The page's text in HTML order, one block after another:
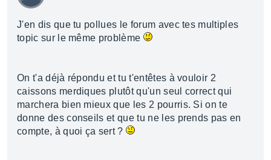
J'en dis que tu pollues le forum avec tes multiples
topic sur le même problème
On t'a déjà répondu et tu t'entêtes à vouloir 2
caissons merdiques plutôt qu'un seul correct qui
marchera bien mieux que les 2 pourris. Si on te
donne des conseils et que tu ne les prends pas en
compte, à quoi ça sert ?